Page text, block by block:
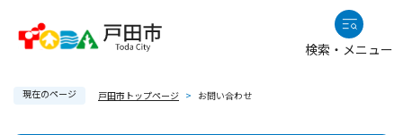
検索・メニュー
現在のページ 戸田市トップページ > お問い合わせ